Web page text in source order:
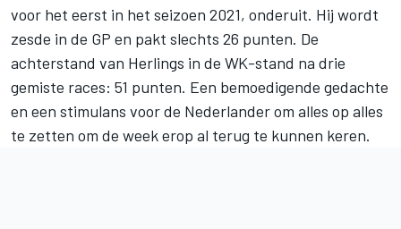
voor het eerst in het seizoen 2021, onderuit. Hij wordt
zesde in de GP en pakt slechts 26 punten. De
achterstand van Herlings in de WK-stand na drie
gemiste races: 51 punten. Een bemoedigende gedachte
en een stimulans voor de Nederlander om alles op alles
te zetten om de week erop al terug te kunnen keren.